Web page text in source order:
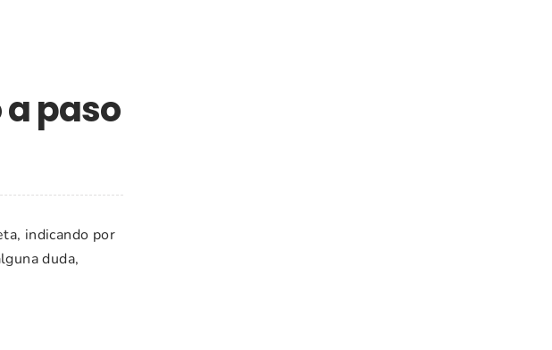
paso
indicando por
duda,